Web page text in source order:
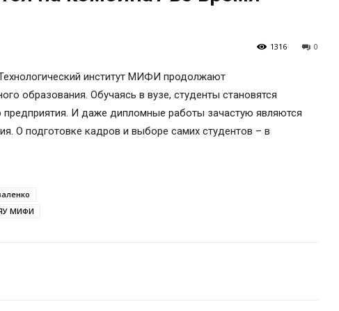
0
1316
институт МИФИ продолжают
образования. Обучаясь в вузе, студенты становятся
И даже дипломные работы зачастую являются
О подготовке кадров и выборе самих студентов – в
МИФИ